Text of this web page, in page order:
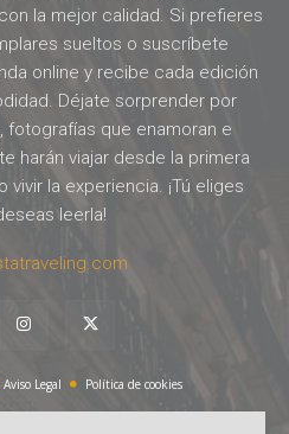
la mejor calidad. Si prefieres
sueltos o suscríbete
online y recibe cada edición
Déjate sorprender por
fotografías que enamoran e
harán viajar desde la primera
la experiencia. ¡Tú eliges
leerla!
Aviso Legal Política de cookies